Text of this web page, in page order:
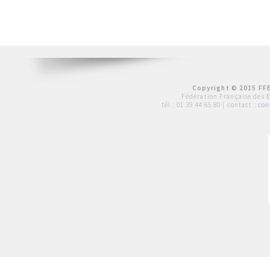
Copyright © 2015
Fédération Française des
tél : 01 39 44 65 80 | contact :